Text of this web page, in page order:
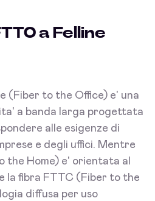
a Felline
(Fiber to the Office) e' una
a banda larga progettata
alle esigenze di
e degli uffici. Mentre
the Home) e' orientata al
la fibra FTTC (Fiber to the
diffusa per uso